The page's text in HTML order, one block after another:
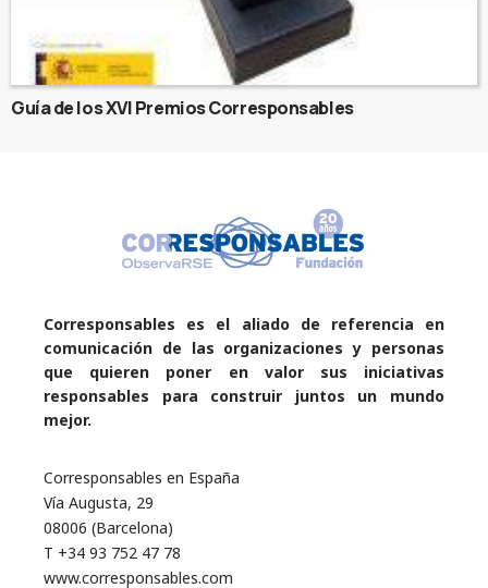
Guía de los XVI Premios Corresponsables
Corresponsables es el aliado de referencia en
comunicación de las organizaciones y personas
que quieren poner en valor sus iniciativas
responsables para construir juntos un mundo
mejor.
Corresponsables en España
Vía Augusta, 29
08006 (Barcelona)
T +34 93 752 47 78
www.corresponsables.com